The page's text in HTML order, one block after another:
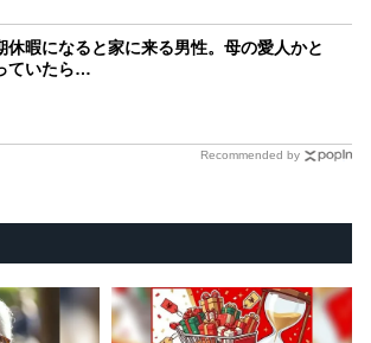
休暇になると家に来る男性。母の愛人かと
ていたら…
Recommended by